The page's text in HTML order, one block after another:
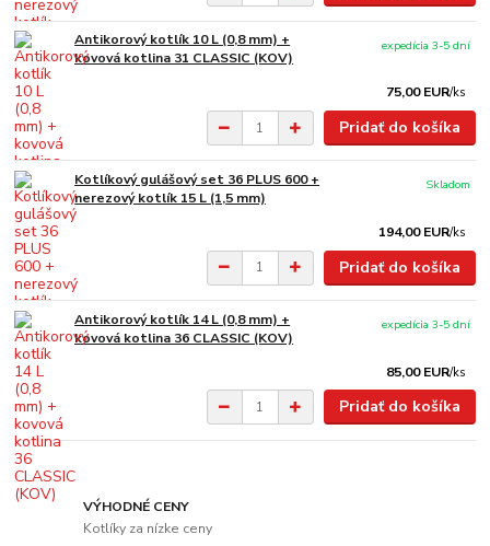
Antikorový kotlík 10 L (0,8 mm) +
kovová kotlina 31 CLASSIC (KOV)
75,00 EUR/ks
expedícia 3-5 dní
Pridať do košíka
Kotlíkový gulášový set 36 PLUS 600 +
nerezový kotlík 15 L (1,5 mm)
194,00 EUR/ks
Skladom
Pridať do košíka
Antikorový kotlík 14 L (0,8 mm) +
kovová kotlina 36 CLASSIC (KOV)
85,00 EUR/ks
expedícia 3-5 dní
Pridať do košíka
VÝHODNÉ CENY
Kotlíky za nízke ceny